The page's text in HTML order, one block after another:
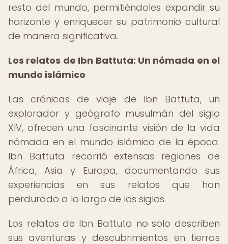
resto del mundo, permitiéndoles expandir su
horizonte y enriquecer su patrimonio cultural
de manera significativa.
Los relatos de Ibn Battuta: Un nómada en el
mundo islámico
Las crónicas de viaje de Ibn Battuta, un
explorador y geógrafo musulmán del siglo
XIV, ofrecen una fascinante visión de la vida
nómada en el mundo islámico de la época.
Ibn Battuta recorrió extensas regiones de
África, Asia y Europa, documentando sus
experiencias en sus relatos que han
perdurado a lo largo de los siglos.
Los relatos de Ibn Battuta no solo describen
sus aventuras y descubrimientos en tierras